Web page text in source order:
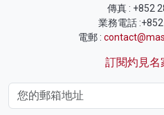
傳真 : +852
業務電話
電郵 :
訂閱灼見名